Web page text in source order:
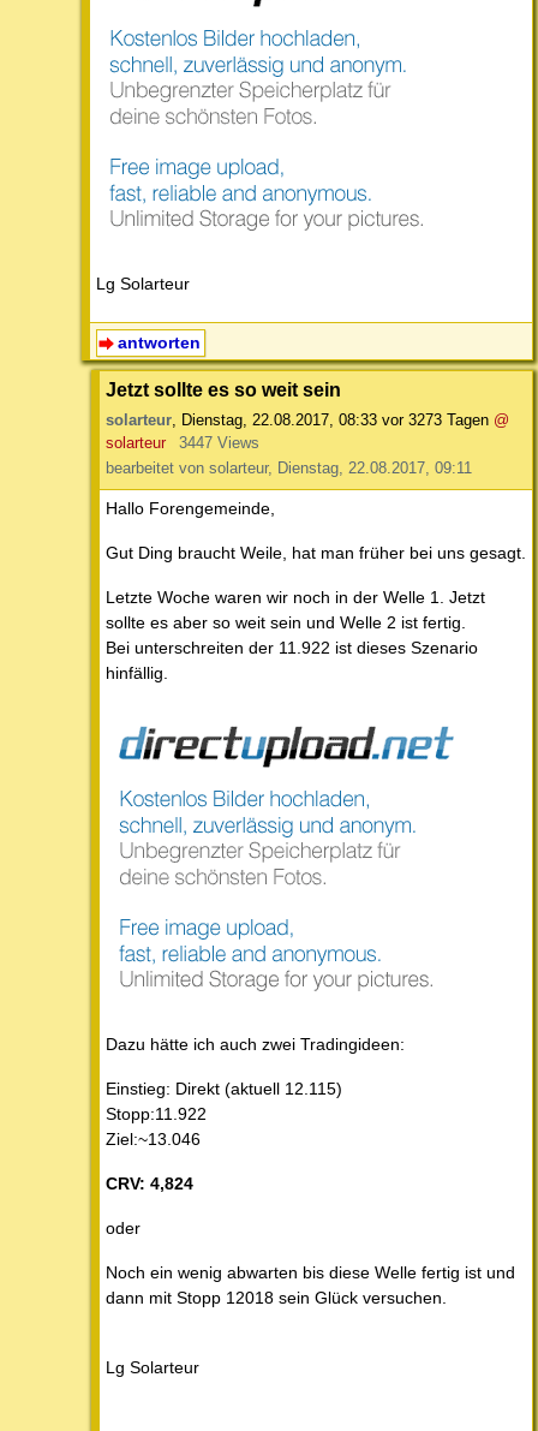
Lg Solarteur
antworten
Jetzt sollte es so weit sein
solarteur, Dienstag, 22.08.2017, 08:33 vor 3273 Tagen @
solarteur
3447 Views
bearbeitet von solarteur, Dienstag, 22.08.2017, 09:11
Hallo Forengemeinde,
Gut Ding braucht Weile, hat man früher bei uns gesagt.
Letzte Woche waren wir noch in der Welle 1. Jetzt
sollte es aber so weit sein und Welle 2 ist fertig.
Bei unterschreiten der 11.922 ist dieses Szenario
hinfällig.
Dazu hätte ich auch zwei Tradingideen:
Einstieg: Direkt (aktuell 12.115)
Stopp:11.922
Ziel:~13.046
CRV: 4,824
oder
Noch ein wenig abwarten bis diese Welle fertig ist und
dann mit Stopp 12018 sein Glück versuchen.
Lg Solarteur